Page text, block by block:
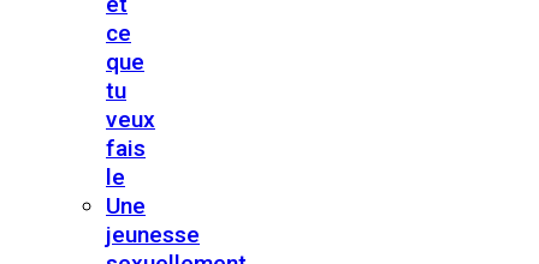
ce
que
tu
veux
fais
le
Une
jeunesse